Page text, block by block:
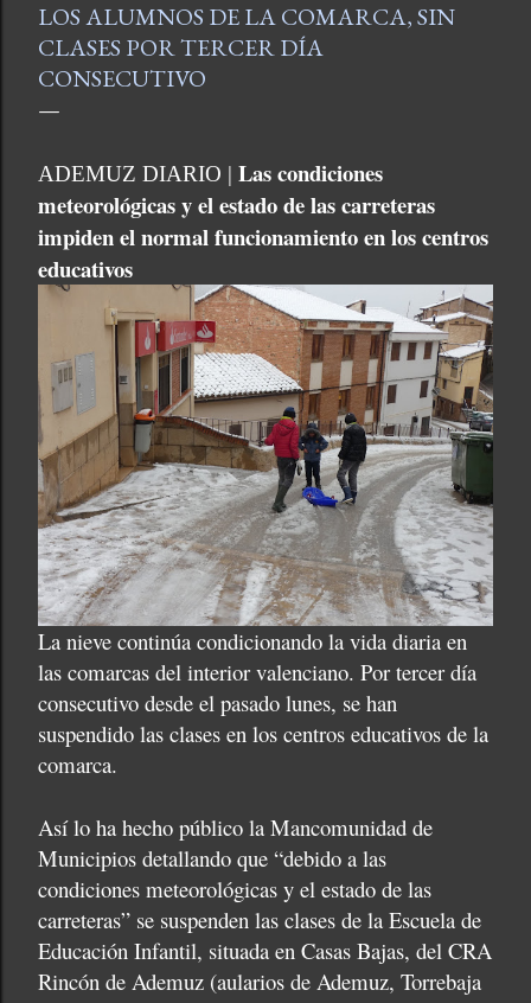
LOS ALUMNOS DE LA COMARCA, SIN
CLASES POR TERCER DÍA
CONSECUTIVO
ADEMUZ DIARIO | Las condiciones
meteorológicas y el estado de las carreteras
impiden el normal funcionamiento en los centros
educativos
La nieve continúa condicionando la vida diaria en
las comarcas del interior valenciano. Por tercer día
consecutivo desde el pasado lunes, se han
suspendido las clases en los centros educativos de la
comarca.
Así lo ha hecho público la Mancomunidad de
Municipios detallando que “debido a las
condiciones meteorológicas y el estado de las
carreteras” se suspenden las clases de la Escuela de
Educación Infantil, situada en Casas Bajas, del CRA
Rincón de Ademuz (aularios de Ademuz, Torrebaja